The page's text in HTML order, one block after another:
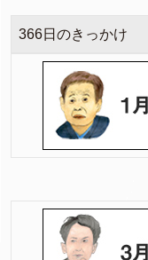
366日のきっかけ